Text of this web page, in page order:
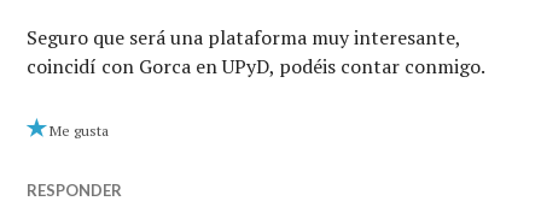
Seguro que será una plataforma muy interesante,
coincidí con Gorca en UPyD, podéis contar conmigo.
Me gusta
RESPONDER